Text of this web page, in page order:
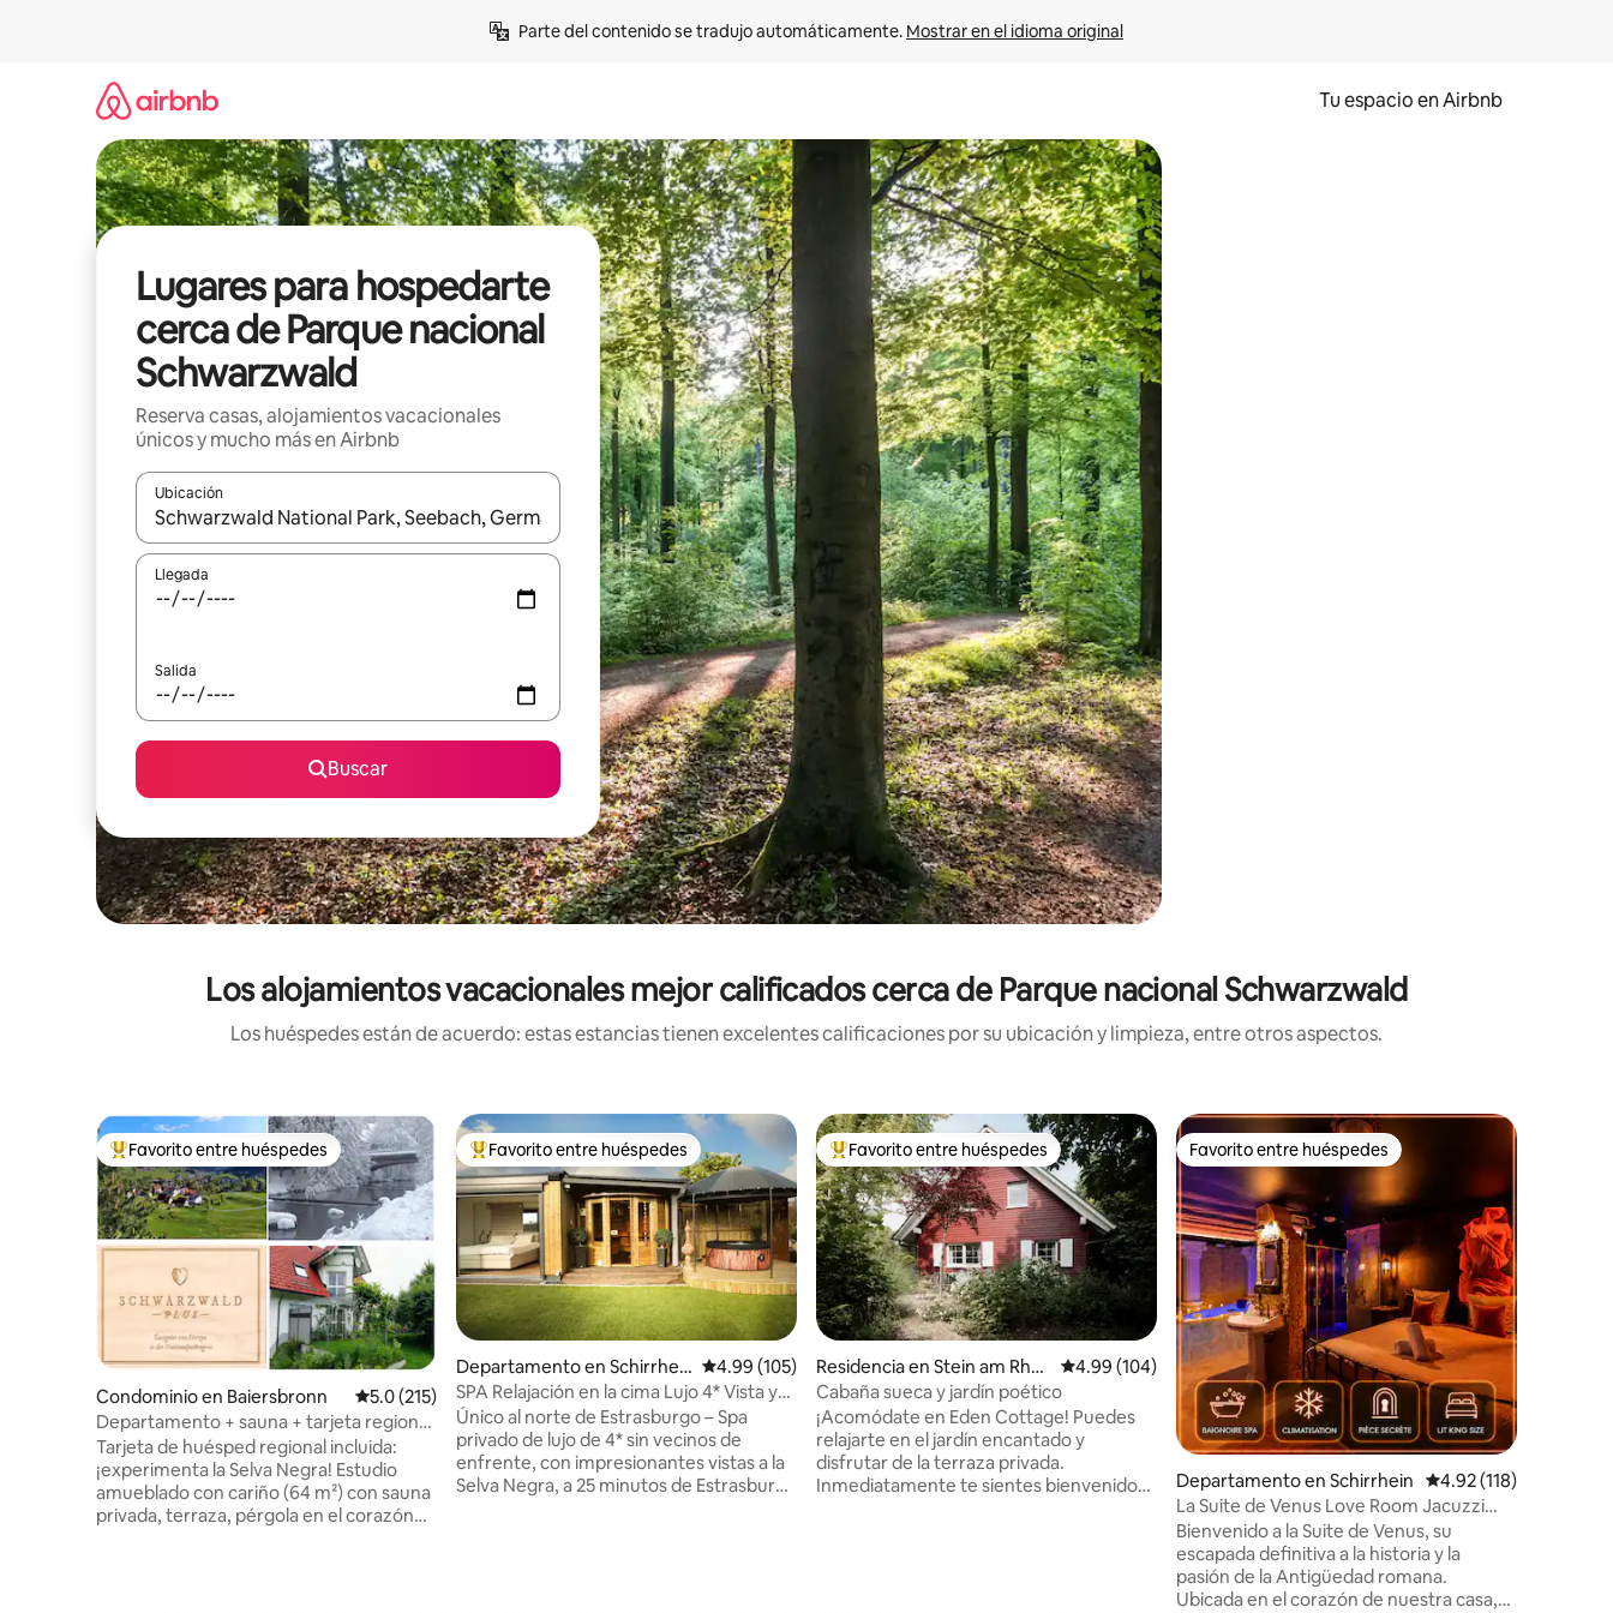
Parte del contenido se tradujo automáticamente. Mostrar en el idioma original
Tu espacio en Airbnb
Lugares para hospedarte
cerca de Parque nacional
Schwarzwald
Reserva casas, alojamientos vacacionales
únicos y mucho más en Airbnb
Ubicación
Cuando los resultados estén disponibles, podrás navegar usando las teclas de las flechas hacia arriba y hacia abajo, o bien tocando y deslizando la pantalla.
Llegada
Salida
Buscar
Los alojamientos vacacionales mejor calificados cerca de Parque nacional Schwarzwald
Los huéspedes están de acuerdo: estas estancias tienen excelentes calificaciones por su ubicación y limpieza, entre otros aspectos.
De los mejores en Favorito entre huéspedes
Favorito entre huéspedes
Condominio en Baiersbronn Calificación promedio: 5.0 de 5; 215 evaluaciones
5.0 (215)
Departamento + sauna + tarjeta regional
para huéspedes incluida
Tarjeta de huésped regional incluida:
¡experimenta la Selva Negra! Estudio
amueblado con cariño (64 m²) con sauna
privada, terraza, pérgola en el corazón
De los mejores en Favorito entre huéspedes
Favorito entre huéspedes
Departamento en Schirrhei
n
Calificación promedio: 4.99 de 5; 105 evaluaciones
4.99 (105)
SPA Relajación en la cima Lujo 4* Vista y
spa privado
Único al norte de Estrasburgo – Spa
privado de lujo de 4* sin vecinos de
enfrente, con impresionantes vistas a la
Selva Negra, a 25 minutos de Estrasburgo
De los mejores en Favorito entre huéspedes
Favorito entre huéspedes
Residencia en Stein am Rhei
n
Calificación promedio: 4.99 de 5; 104 evaluaciones
4.99 (104)
Cabaña sueca y jardín poético
¡Acomódate en Eden Cottage! Puedes
relajarte en el jardín encantado y
disfrutar de la terraza privada.
Inmediatamente te sientes bienvenido
Favorito entre huéspedes
Favorito entre huéspedes
Departamento en Schirrhein Calificación promedio:
4.92 (118)
La Suite de Venus Love Room Jacuzzi
Habitación Secreta
Bienvenido a la Suite de Venus, su
escapada definitiva a la historia y la
pasión de la Antigüedad romana.
Ubicada en el corazón de nuestra casa,